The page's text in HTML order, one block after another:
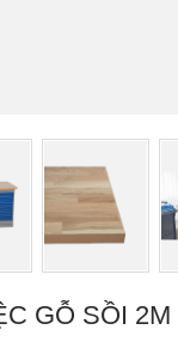
GỖ SỒI 2M